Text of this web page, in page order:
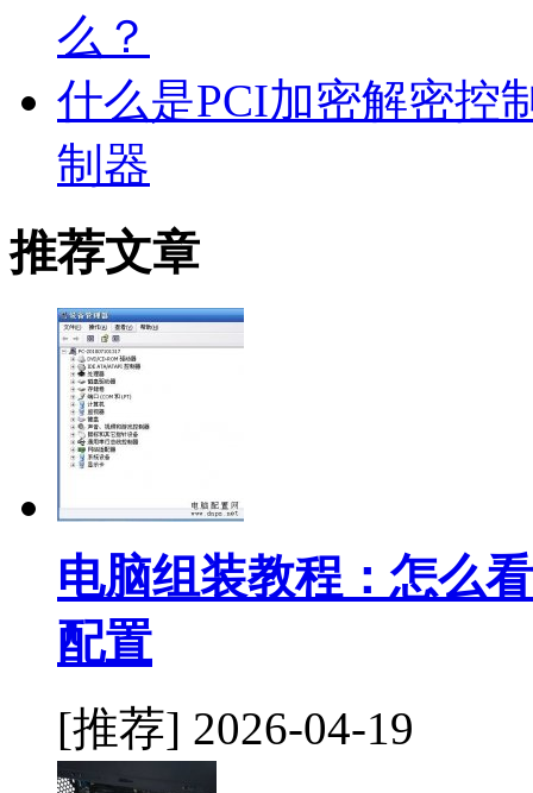
么？
什么是PCI加密解密控
制器
推荐文章
电脑组装教程：怎么
配置
[推荐] 2026-04-19